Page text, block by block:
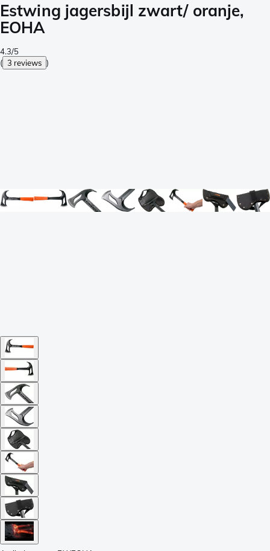
Estwing jagersbijl zwart/ oranje,
EOHA
4.3/5
( 3 reviews )